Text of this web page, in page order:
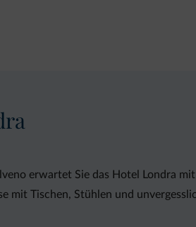
erwartet Sie das Hotel Londra
mit Tischen, Stühlen und